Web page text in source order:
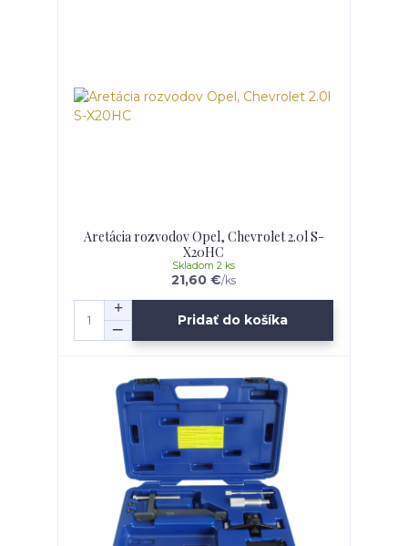
Aretácia rozvodov Opel, Chevrolet 2.0l S-
X20HC
21,60 €/ks
Skladom 2 ks
Pridať do košíka